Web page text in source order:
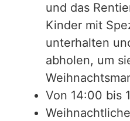
und das
Kinder mit
unterhalten
abholen, um
Von 14:00 bis
Weihnachtliche